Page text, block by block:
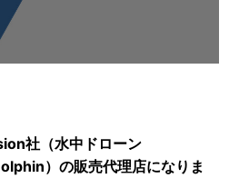
社（水中ドローン
）の販売代理店になりま